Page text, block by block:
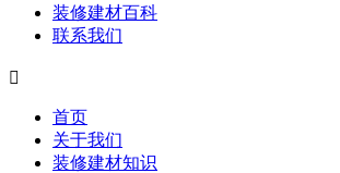
装修建材百科
联系我们

首页
关于我们
装修建材知识